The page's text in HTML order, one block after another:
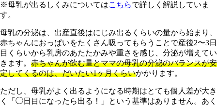
※母乳が出るしくみについてはこちらで詳しく解説していま
す。
母乳の分泌は、出産直後はにじみ出るくらいの量から始まり、
赤ちゃんにおっぱいをたくさん吸ってもらうことで産後2〜3日
目くらいから乳房のあたたかみや重さを感じ、分泌が増えてい
きます。 赤ちゃんが飲む量とママの母乳の分泌のバランスが安
定してくるのは、だいたい1ヶ月くらいかかります。
ただし、母乳がよく出るようになる時期はとても個人差が大き
く「◯日目になったら出る！」という基準はありません。あく